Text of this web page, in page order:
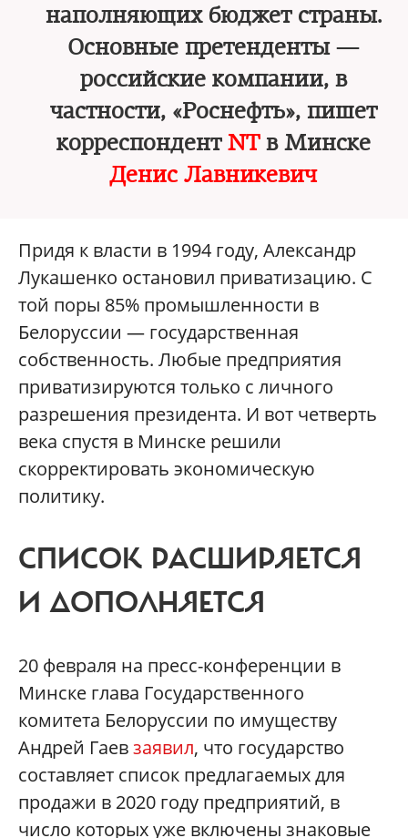
наполняющих бюджет страны.
Основные претенденты —
российские компании, в
частности, «Роснефть», пишет
корреспондент NTв Минске
Денис Лавникевич
Придя к власти в 1994 году, Александр
Лукашенко остановил приватизацию. С
той поры 85% промышленности в
Белоруссии — государственная
собственность. Любые предприятия
приватизируются только с личного
разрешения президента. И вот четверть
века спустя в Минске решили
скорректировать экономическую
политику.
СПИСОК РАСШИРЯЕТСЯ
И ДОПОЛНЯЕТСЯ
20 февраля на пресс-конференции в
Минске глава Государственного
комитета Белоруссии по имуществу
Андрей Гаевзаявил, что государство
составляет список предлагаемых для
продажи в 2020 году предприятий, в
число которых уже включены знаковые